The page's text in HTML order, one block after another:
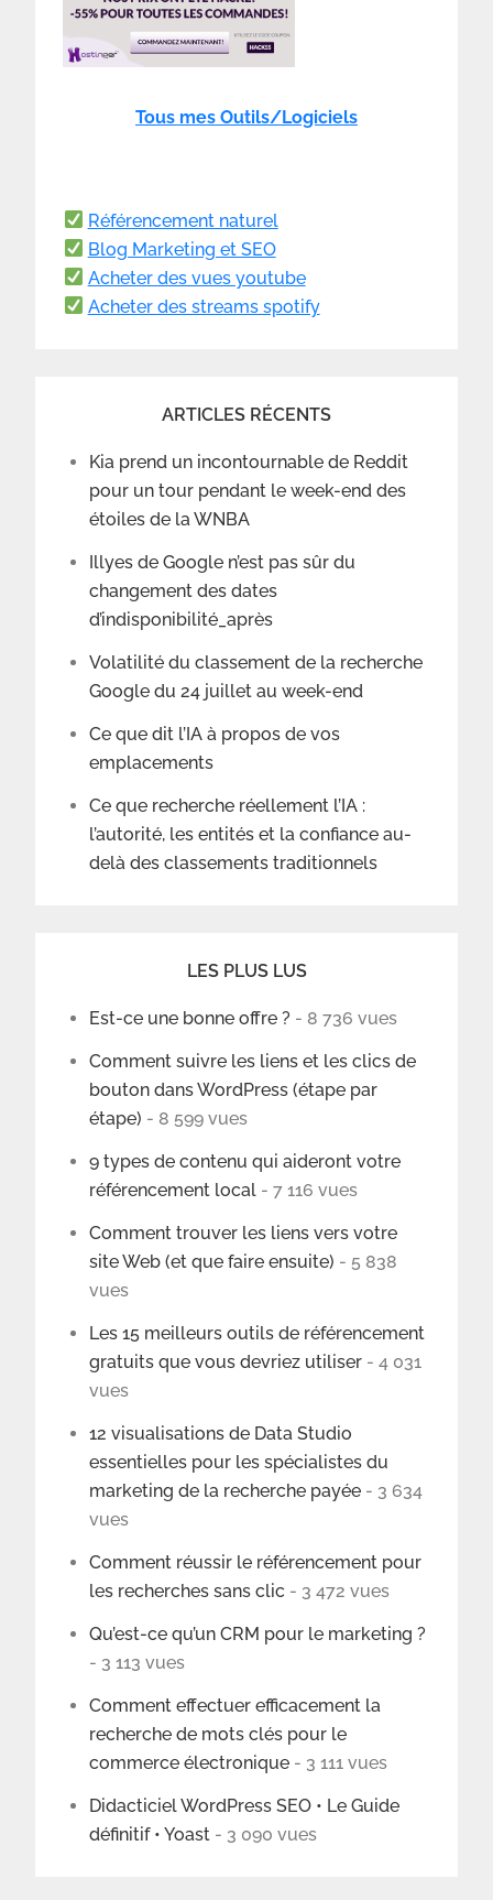
Tous mes Outils/Logiciels
Référencement naturel
Blog Marketing et SEO
Acheter des vues youtube
Acheter des streams spotify
ARTICLES RÉCENTS
Kia prend un incontournable de Reddit
pour un tour pendant le week-end des
étoiles de la WNBA
Illyes de Google n’est pas sûr du
changement des dates
d’indisponibilité_après
Volatilité du classement de la recherche
Google du 24 juillet au week-end
Ce que dit l’IA à propos de vos
emplacements
Ce que recherche réellement l’IA :
l’autorité, les entités et la confiance au-
delà des classements traditionnels
LES PLUS LUS
Est-ce une bonne offre ? - 8 736 vues
Comment suivre les liens et les clics de
bouton dans WordPress (étape par
étape) - 8 599 vues
9 types de contenu qui aideront votre
référencement local - 7 116 vues
Comment trouver les liens vers votre
site Web (et que faire ensuite) - 5 838
vues
Les 15 meilleurs outils de référencement
gratuits que vous devriez utiliser - 4 031
vues
12 visualisations de Data Studio
essentielles pour les spécialistes du
marketing de la recherche payée - 3 634
vues
Comment réussir le référencement pour
les recherches sans clic - 3 472 vues
Qu’est-ce qu’un CRM pour le marketing ?
- 3 113 vues
Comment effectuer efficacement la
recherche de mots clés pour le
commerce électronique - 3 111 vues
Didacticiel WordPress SEO • Le Guide
définitif • Yoast - 3 090 vues